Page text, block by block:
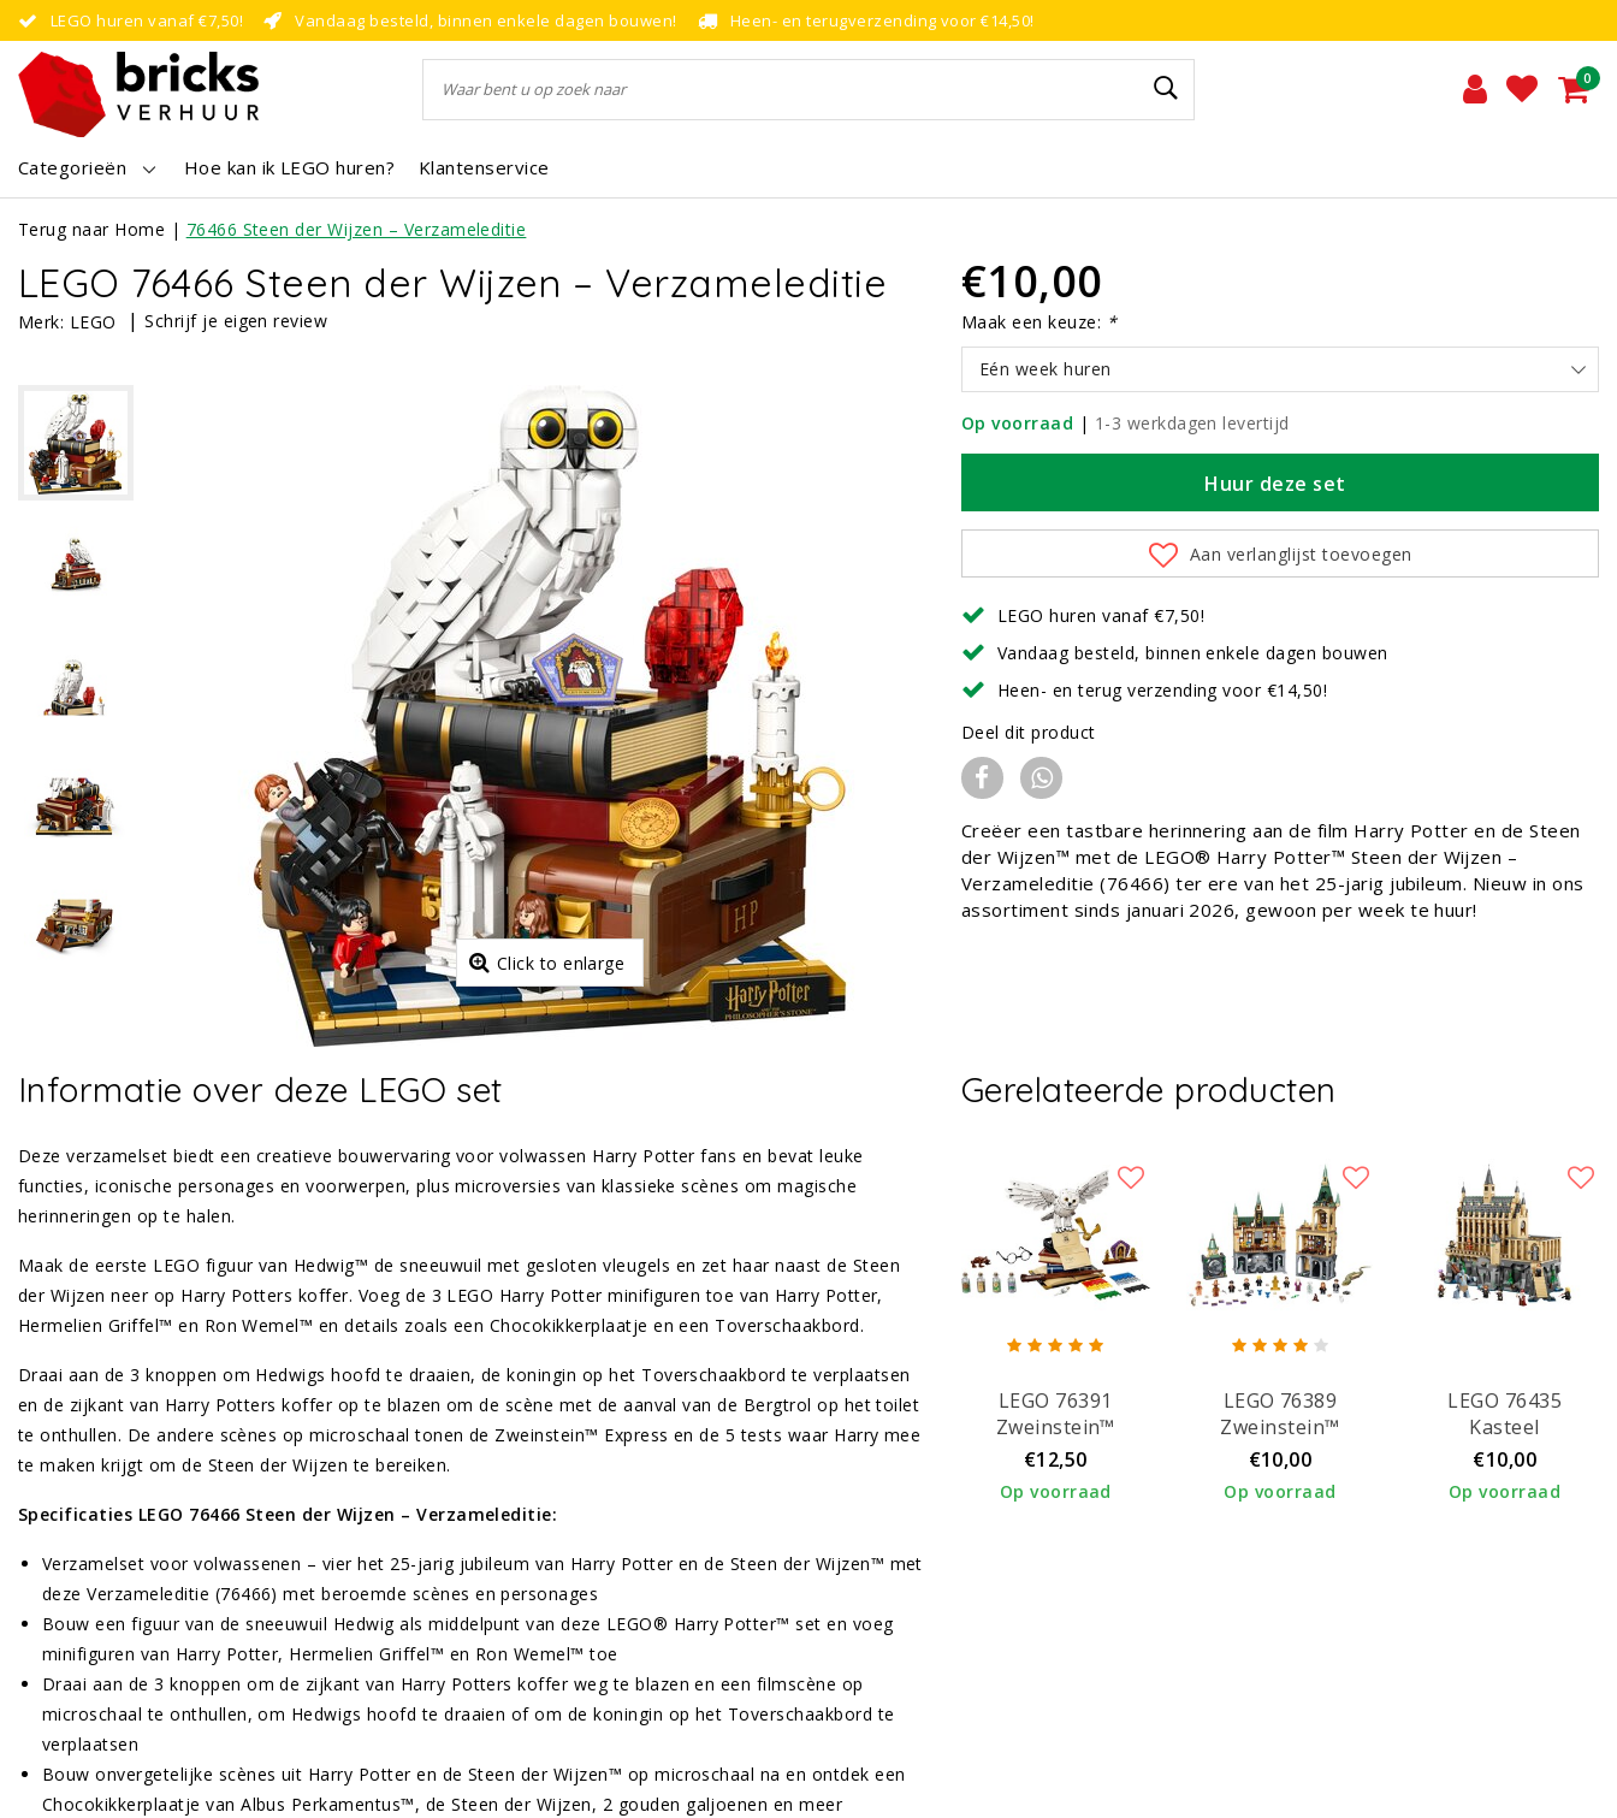
LEGO huren vanaf €7,50! Vandaag besteld, binnen enkele dagen bouwen! Heen- en terugverzending voor €14,50!
0
Categorieën Hoe kan ik LEGO huren? Klantenservice
Terug naar Home | 76466 Steen der Wijzen – Verzameleditie
LEGO 76466 Steen der Wijzen – Verzameleditie
Merk: LEGO |Schrijf je eigen review
Click to enlarge
€10,00
Maak een keuze: *
Eén week huren
Op voorraad | 1-3 werkdagen levertijd
Huur deze set
Aan verlanglijst toevoegen
LEGO huren vanaf €7,50!
Vandaag besteld, binnen enkele dagen bouwen
Heen- en terug verzending voor €14,50!
Deel dit product
Creëer een tastbare herinnering aan de film Harry Potter en de Steen
der Wijzen™ met de LEGO® Harry Potter™ Steen der Wijzen –
Verzameleditie (76466) ter ere van het 25-jarig jubileum. Nieuw in ons
assortiment sinds januari 2026, gewoon per week te huur!
Informatie over deze LEGO set
Deze verzamelset biedt een creatieve bouwervaring voor volwassen Harry Potter fans en bevat leuke
functies, iconische personages en voorwerpen, plus microversies van klassieke scènes om magische
herinneringen op te halen.
Maak de eerste LEGO figuur van Hedwig™ de sneeuwuil met gesloten vleugels en zet haar naast de Steen
der Wijzen neer op Harry Potters koffer. Voeg de 3 LEGO Harry Potter minifiguren toe van Harry Potter,
Hermelien Griffel™ en Ron Wemel™ en details zoals een Chocokikkerplaatje en een Toverschaakbord.
Draai aan de 3 knoppen om Hedwigs hoofd te draaien, de koningin op het Toverschaakbord te verplaatsen
en de zijkant van Harry Potters koffer op te blazen om de scène met de aanval van de Bergtrol op het toilet
te onthullen. De andere scènes op microschaal tonen de Zweinstein™ Express en de 5 tests waar Harry mee
te maken krijgt om de Steen der Wijzen te bereiken.
Specificaties LEGO 76466 Steen der Wijzen – Verzameleditie:
Verzamelset voor volwassenen – vier het 25-jarig jubileum van Harry Potter en de Steen der Wijzen™ met
deze Verzameleditie (76466) met beroemde scènes en personages
Bouw een figuur van de sneeuwuil Hedwig als middelpunt van deze LEGO® Harry Potter™ set en voeg
minifiguren van Harry Potter, Hermelien Griffel™ en Ron Wemel™ toe
Draai aan de 3 knoppen om de zijkant van Harry Potters koffer weg te blazen en een filmscène op
microschaal te onthullen, om Hedwigs hoofd te draaien of om de koningin op het Toverschaakbord te
verplaatsen
Bouw onvergetelijke scènes uit Harry Potter en de Steen der Wijzen™ op microschaal na en ontdek een
Chocokikkerplaatje van Albus Perkamentus™, de Steen der Wijzen, 2 gouden galjoenen en meer
Gerelateerde producten
LEGO 76391
Zweinstein™
Iconen -
verzamelobjecten
€12,50
Op voorraad
LEGO 76389
Zweinstein™
Geheime Kamer
€10,00
Op voorraad
LEGO 76435
Kasteel
Zweinstein™: de
Grote Zaal
€10,00
Op voorraad